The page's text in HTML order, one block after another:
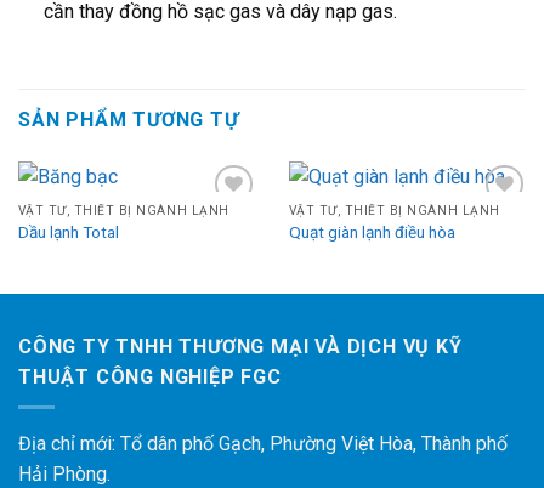
cần thay đồng hồ sạc gas và dây nạp gas.
SẢN PHẨM TƯƠNG TỰ
Add
VẬT TƯ, THIẾT BỊ NGÀNH LẠNH
Dầu lạnh Total
Add
VẬT TƯ, THIẾT BỊ NGÀNH LẠNH
Quạt giàn lạnh điều hòa
CÔNG TY TNHH THƯƠNG MẠI VÀ DỊCH VỤ KỸ
THUẬT CÔNG NGHIỆP FGC
Địa chỉ mới: Tổ dân phố Gạch, Phường Việt Hòa, Thành phố
Hải Phòng.